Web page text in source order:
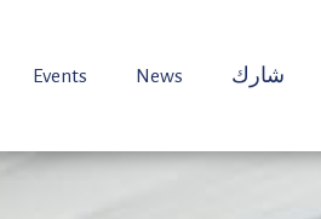
شارك News
Events